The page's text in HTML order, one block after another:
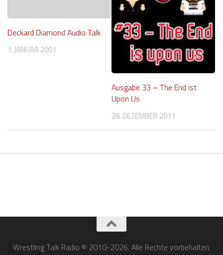
Deckard Diamond Audio Talk
1. JANUAR 2001
Ausgabe 33 – The End ist
Upon Us
28. DEZEMBER 2011
Wrestling Talk Radio © 2010-2026. Alle Rechte vorbehalten.